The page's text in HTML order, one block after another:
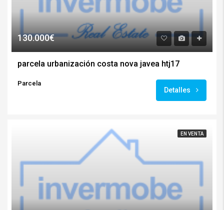
130.000€
parcela urbanización costa nova javea htj17
Parcela
Detalles
EN VENTA